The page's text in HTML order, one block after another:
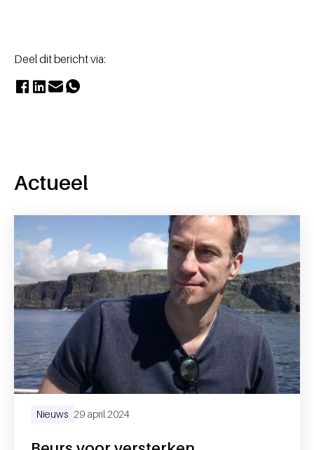
Deel dit bericht via:
Actueel
Nieuws 29 april 2024